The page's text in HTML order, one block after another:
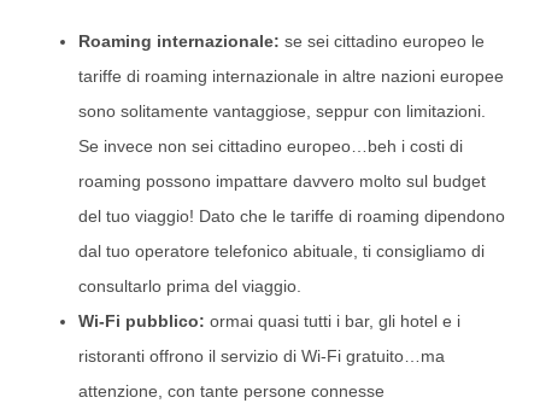
Roaming internazionale: se sei cittadino europeo le
tariffe di roaming internazionale in altre nazioni europee
sono solitamente vantaggiose, seppur con limitazioni.
Se invece non sei cittadino europeo…beh i costi di
roaming possono impattare davvero molto sul budget
del tuo viaggio! Dato che le tariffe di roaming dipendono
dal tuo operatore telefonico abituale, ti consigliamo di
consultarlo prima del viaggio.
Wi-Fi pubblico: ormai quasi tutti i bar, gli hotel e i
ristoranti offrono il servizio di Wi-Fi gratuito…ma
attenzione, con tante persone connesse